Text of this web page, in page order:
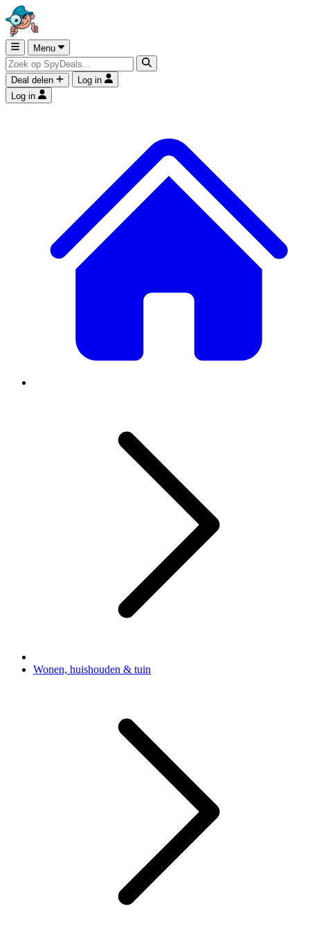
Menu
Deal delen
Log in
Log in
Wonen, huishouden & tuin